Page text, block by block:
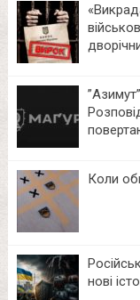
Коли
нові